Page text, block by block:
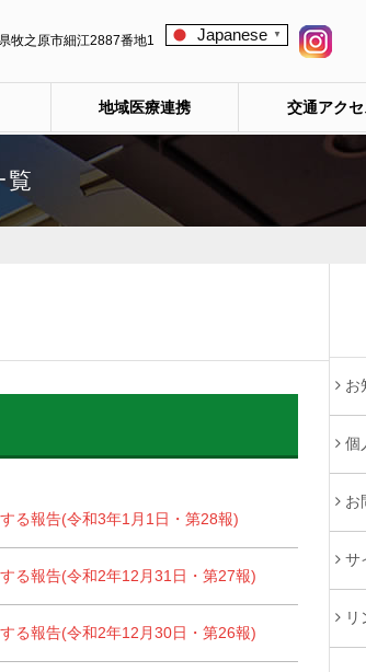
牧之原市細江2887番地1 Japanese ▼
地域医療連携 交通アクセ
覧
る報告(令和3年1月1日・第28報)
る報告(令和2年12月31日・第27報)
る報告(令和2年12月30日・第26報)
お
個
お
サ
リ